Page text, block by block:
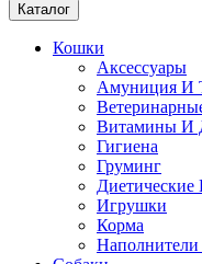
Каталог
Кошки
Аксессуары
Амуниция И
Витамины И
Гигиена
Груминг
Диетические
Игрушки
Корма